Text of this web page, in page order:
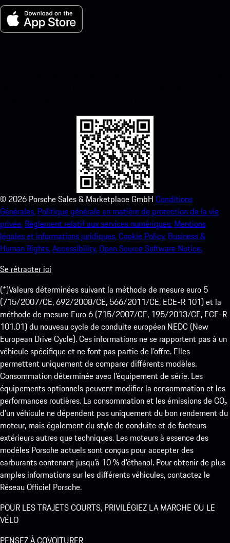
© 2026 Porsche Sales & Marketplace GmbH Conditions
Générales. Politique générale en matière de protection de la vie
privée. Règlement relatif aux services numériques. Mentions
légales et informations juridiques.Cookie Policy. Business &
Human Rights.Accessibility.Open Source Software Notice.
Se rétracter ici
(*)Valeurs déterminées suivant la méthode de mesure euro 5
(715/2007/CE, 692/2008/CE, 566/2011/CE, ECE-R 101) et la
méthode de mesure Euro 6 (715/2007/CE, 195/2013/CE, ECE-R
101.01) du nouveau cycle de conduite européen NEDC (New
European Drive Cycle). Ces informations ne se rapportent pas à un
véhicule spécifique et ne font pas partie de l’offre. Elles
permettent uniquement de comparer différents modèles.
Consommation déterminée avec l’équipement de série. Les
équipements optionnels peuvent modifier la consommation et les
performances routières. La consommation et les émissions de CO₂
d’un véhicule ne dépendent pas uniquement du bon rendement du
moteur, mais également du style de conduite et de facteurs
extérieurs autres que techniques. Les moteurs à essence des
modèles Porsche actuels sont conçus pour accepter des
carburants contenant jusqu’à 10 % d’éthanol. Pour obtenir de plus
amples informations sur les différents véhicules, contactez le
Réseau Officiel Porsche.
POUR LES TRAJETS COURTS, PRIVILÉGIEZ LA MARCHE OU LE
VÉLO
PENSEZ À COVOITURER